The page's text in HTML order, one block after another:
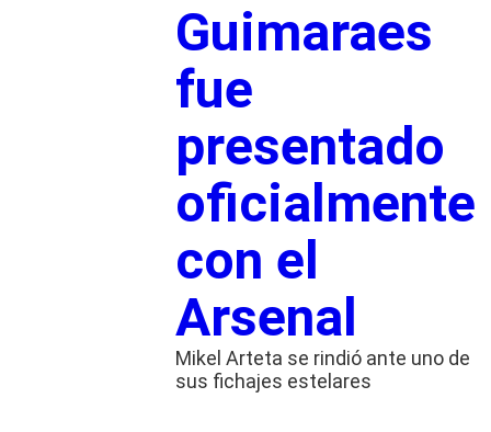
Guimaraes
fue
presentado
oficialmente
con el
Arsenal
Mikel Arteta se rindió ante uno de
sus fichajes estelares